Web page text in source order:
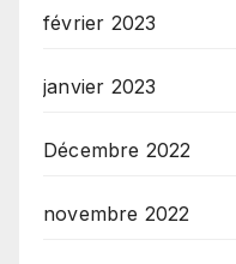
février 2023
janvier 2023
Décembre 2022
novembre 2022